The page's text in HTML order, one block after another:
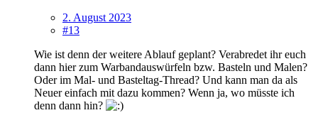
2. August 2023
#13
Wie ist denn der weitere Ablauf geplant? Verabredet ihr euch
dann hier zum Warbandauswürfeln bzw. Basteln und Malen?
Oder im Mal- und Basteltag-Thread? Und kann man da als
Neuer einfach mit dazu kommen? Wenn ja, wo müsste ich
denn dann hin?